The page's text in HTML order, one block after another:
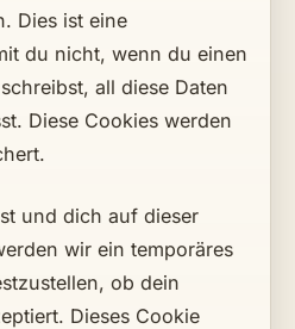
Dies ist eine
du nicht, wenn du einen
all diese Daten
Diese Cookies werden
und dich auf dieser
wir ein temporäres
ob dein
Dieses Cookie